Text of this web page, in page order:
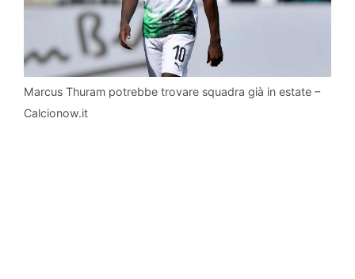
Marcus Thuram potrebbe trovare squadra già in estate –
Calcionow.it